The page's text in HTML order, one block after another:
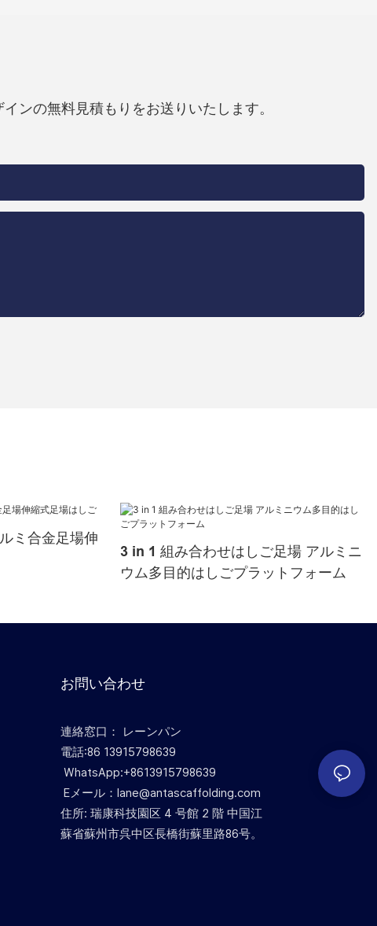
ンの無料見積もりをお送りいたします。
ミ合金足場伸
3 in 1 組み合わせはしご足場 アルミニ
ウム多目的はしごプラットフォーム
お問い合わせ
連絡窓口： レーンパン
電話:86 13915798639
WhatsApp:+8613915798639
Eメール：lane@antascaffolding.com
住所: 瑞康科技園区 4 号館 2 階 中国江
蘇省蘇州市呉中区長橋街蘇里路86号。